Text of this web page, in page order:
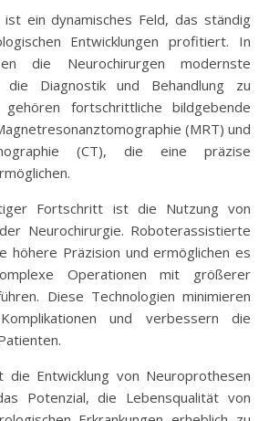
ist ein dynamisches Feld, das ständig
Entwicklungen profitiert. In
die Neurochirurgen modernste
die Diagnostik und Behandlung zu
fortschrittliche bildgebende
(MRT) und
(CT), die eine präzise
Fortschritt ist die Nutzung von
Neurochirurgie. Roboterassistierte
höhere Präzision und ermöglichen es
Operationen mit größerer
Diese Technologien minimieren
und verbessern die
die Entwicklung von Neuroprothesen
Potenzial, die Lebensqualität von